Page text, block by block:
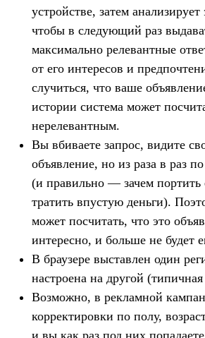
устройстве, затем
чтобы в следующий раз
максимально релевантные
от его интересов и
случиться, что ваше
истории система может
нерелевантным.
Вы вбиваете запрос, видите
объявление, но из раза в раз
(и правильно — зачем портить
тратить впустую деньги).
может посчитать, что это
интересно, и больше не будет
В браузере выставлен один
настроена на другой
Возможно, в рекламной
корректировки по полу,
и вы как раз под них